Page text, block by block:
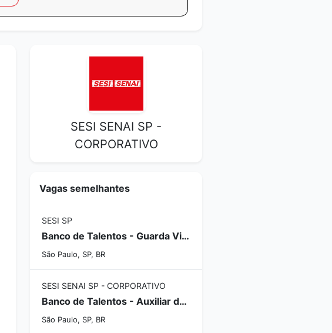
SESI SENAI SP -
CORPORATIVO
Vagas semelhantes
SESI SP
Banco de Talentos - Guarda Vidas - N° 142-2026
São Paulo, SP, BR
SESI SENAI SP - CORPORATIVO
Banco de Talentos - Auxiliar de Expediente - N° 139-2026
São Paulo, SP, BR